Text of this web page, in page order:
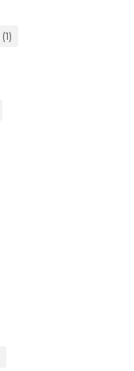
(1)